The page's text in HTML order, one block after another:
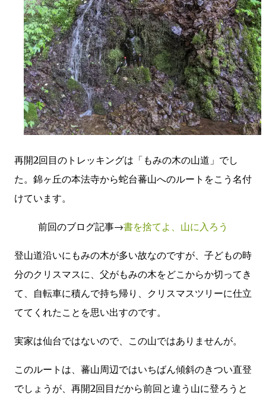
再開2回目のトレッキングは「もみの木の山道」でし
た。錦ヶ丘の本法寺から蛇台蕃山へのルートをこう名付
けています。
前回のブログ記事→書を捨てよ、山に入ろう
登山道沿いにもみの木が多い故なのですが、子どもの時
分のクリスマスに、父がもみの木をどこからか切ってき
て、自転車に積んで持ち帰り、クリスマスツリーに仕立
ててくれたことを思い出すのです。
実家は仙台ではないので、この山ではありませんが。
このルートは、蕃山周辺ではいちばん傾斜のきつい直登
でしょうが、再開2回目だから前回と違う山に登ろうと